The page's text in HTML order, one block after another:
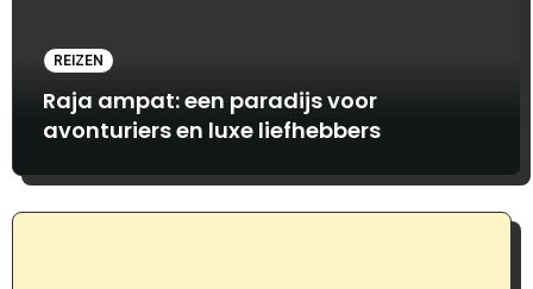
REIZEN
Raja ampat: een paradijs voor
avonturiers en luxe liefhebbers